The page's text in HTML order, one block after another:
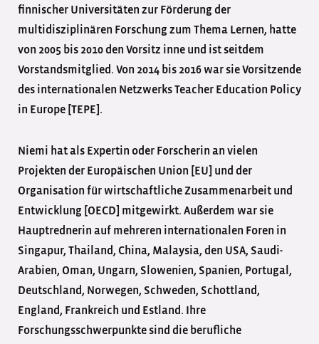
finnischer Universitäten zur Förderung der
multidisziplinären Forschung zum Thema Lernen, hatte
von 2005 bis 2010 den Vorsitz inne und ist seitdem
Vorstandsmitglied. Von 2014 bis 2016 war sie Vorsitzende
des internationalen Netzwerks Teacher Education Policy
in Europe [TEPE].
Niemi hat als Expertin oder Forscherin an vielen
Projekten der Europäischen Union [EU] und der
Organisation für wirtschaftliche Zusammenarbeit und
Entwicklung [OECD] mitgewirkt. Außerdem war sie
Hauptrednerin auf mehreren internationalen Foren in
Singapur, Thailand, China, Malaysia, den USA, Saudi-
Arabien, Oman, Ungarn, Slowenien, Spanien, Portugal,
Deutschland, Norwegen, Schweden, Schottland,
England, Frankreich und Estland. Ihre
Forschungsschwerpunkte sind die berufliche